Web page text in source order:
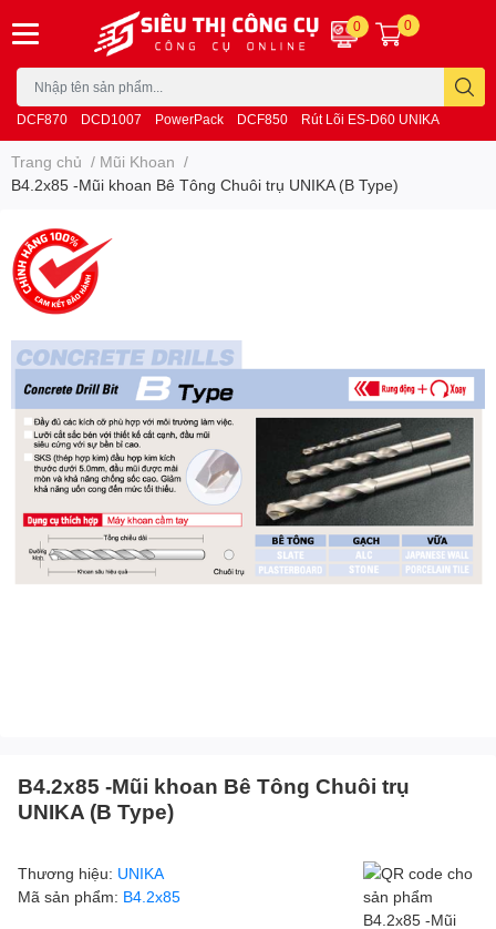
DCF870 DCD1007 PowerPack DCF850 Rút Lõi ES-D60 UNIKA
0 0
Trang chủ / Mũi Khoan /
B4.2x85 -Mũi khoan Bê Tông Chuôi trụ UNIKA (B Type)
B4.2x85 -Mũi khoan Bê Tông Chuôi trụ
UNIKA (B Type)
Thương hiệu: UNIKA
Mã sản phẩm: B4.2x85